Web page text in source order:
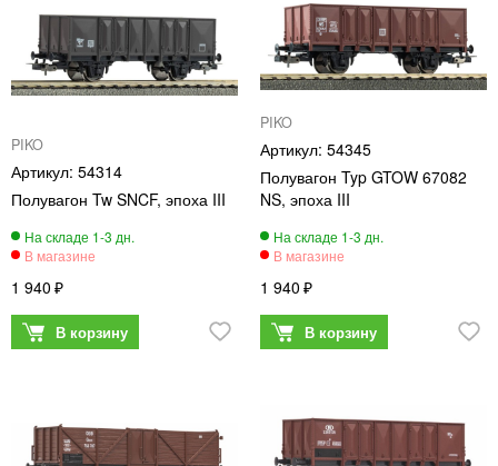
PIKO
54314
Полувагон Tw SNCF, эпоха III
1 940
PIKO
54345
Полувагон Typ GTOW 67082
NS, эпоха III
1 940